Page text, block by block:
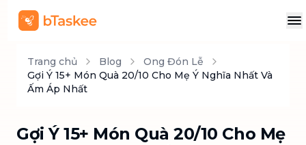
Trang chủ Blog
Ong Đón Lễ
Gợi Ý 15+ Món Quà 20/10 Cho Mẹ Ý Nghĩa Nhất Và
Ấm Áp Nhất
Gợi Ý 15+ Món Quà 20/10 Cho Mẹ